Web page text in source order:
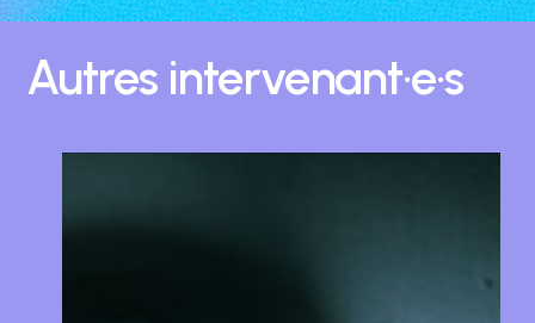
Autres intervenant·e·s